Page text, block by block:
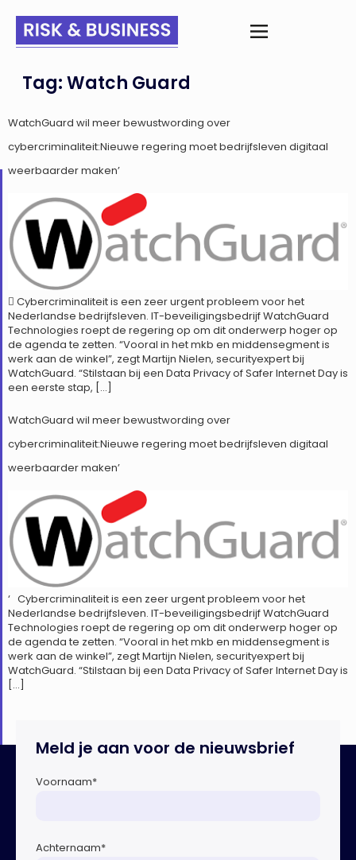
Tag:Watch Guard
WatchGuard wil meer bewustwording over
cybercriminaliteit:Nieuwe regering moet bedrijfsleven digitaal
weerbaarder maken’
 Cybercriminaliteit is een zeer urgent probleem voor het
Nederlandse bedrijfsleven. IT-beveiligingsbedrijf WatchGuard
Technologies roept de regering op om dit onderwerp hoger op
de agenda te zetten. “Vooral in het mkb en middensegment is
werk aan de winkel”, zegt Martijn Nielen, securityexpert bij
WatchGuard. “Stilstaan bij een Data Privacy of Safer Internet Day is
een eerste stap, […]
WatchGuard wil meer bewustwording over
cybercriminaliteit:Nieuwe regering moet bedrijfsleven digitaal
weerbaarder maken’
‘ Cybercriminaliteit is een zeer urgent probleem voor het
Nederlandse bedrijfsleven. IT-beveiligingsbedrijf WatchGuard
Technologies roept de regering op om dit onderwerp hoger op
de agenda te zetten. “Vooral in het mkb en middensegment is
werk aan de winkel”, zegt Martijn Nielen, securityexpert bij
WatchGuard. “Stilstaan bij een Data Privacy of Safer Internet Day is
[…]
Meld je aan voor de nieuwsbrief
Voornaam*
Achternaam*